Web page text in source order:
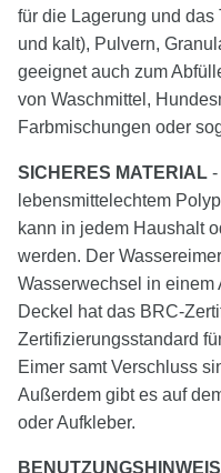
für die Lagerung und
und kalt), Pulvern,
geeignet auch zum
von Waschmittel,
Farbmischungen oder
SICHERES MATERIAL -
lebensmittelechtem
kann in jedem Haushalt
werden. Der
Wasserwechsel in einem
Deckel hat das BRC-
Zertifizierungsstandard
Eimer samt Verschluss
Außerdem gibt es auf
oder Aufkleber.